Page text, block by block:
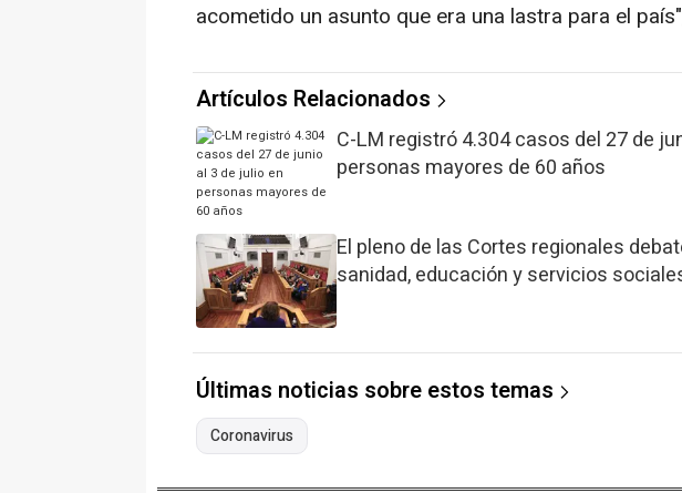
acometido un asunto que era una lastra para el
Artículos Relacionados
C-LM registró 4.304 casos del 27 de
personas mayores de 60 años
El pleno de las Cortes regionales
sanidad, educación y servicios
Últimas noticias sobre estos temas
Coronavirus